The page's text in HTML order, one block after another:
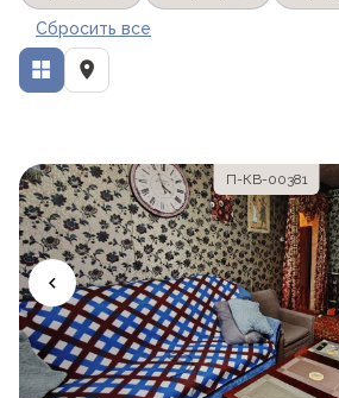
Сбросить все
П-КВ-00381